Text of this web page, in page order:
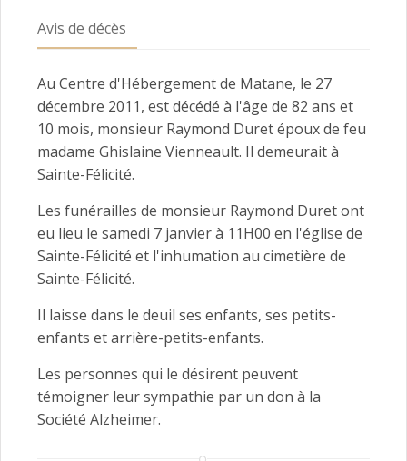
Avis de décès
Au Centre d'Hébergement de Matane, le 27
décembre 2011, est décédé à l'âge de 82 ans et
10 mois, monsieur Raymond Duret époux de feu
madame Ghislaine Vienneault. Il demeurait à
Sainte-Félicité.
Les funérailles de monsieur Raymond Duret ont
eu lieu le samedi 7 janvier à 11H00 en l'église de
Sainte-Félicité et l'inhumation au cimetière de
Sainte-Félicité.
Il laisse dans le deuil ses enfants, ses petits-
enfants et arrière-petits-enfants.
Les personnes qui le désirent peuvent
témoigner leur sympathie par un don à la
Société Alzheimer.